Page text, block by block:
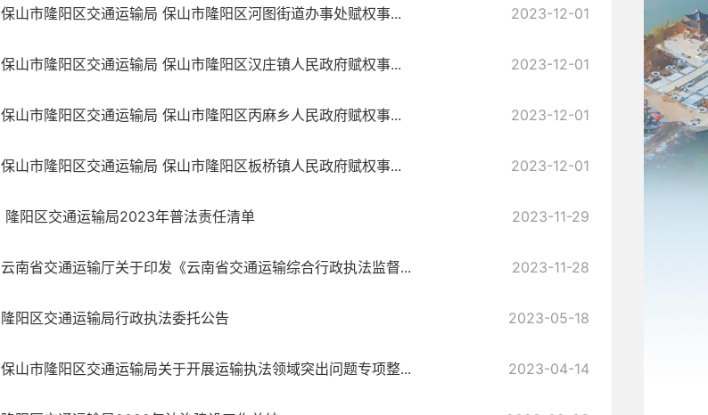
保山市隆阳区交通运输局 保山市隆阳区河图街道办事处赋权事... 2023-12-01
保山市隆阳区交通运输局 保山市隆阳区汉庄镇人民政府赋权事... 2023-12-01
保山市隆阳区交通运输局 保山市隆阳区丙麻乡人民政府赋权事... 2023-12-01
保山市隆阳区交通运输局 保山市隆阳区板桥镇人民政府赋权事... 2023-12-01
隆阳区交通运输局2023年普法责任清单 2023-11-29
云南省交通运输厅关于印发《云南省交通运输综合行政执法监督... 2023-11-28
隆阳区交通运输局行政执法委托公告 2023-05-18
保山市隆阳区交通运输局关于开展运输执法领域突出问题专项整... 2023-04-14